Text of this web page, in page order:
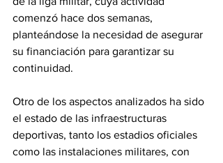
comenzó hace dos semanas,
planteándose la necesidad de asegurar
su financiación para garantizar su
continuidad.
Otro de los aspectos analizados ha sido
el estado de las infraestructuras
deportivas, tanto los estadios oficiales
como las instalaciones militares, con